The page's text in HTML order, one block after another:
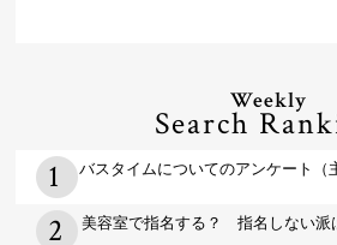
Weekly
Search
バスタイムについてのアンケート（
美容室で指名する？ 指名しない派